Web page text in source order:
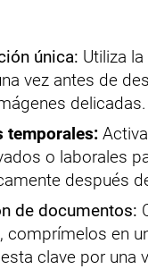
única: Utiliza
vez antes de
delicadas.
temporales:
o laborales
después
de documentos:
comprímelos en
clave por una